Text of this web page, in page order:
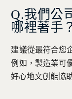
Q.我們公
哪裡著手
建議從最符合您
例如，製造業可
好心地文創能協